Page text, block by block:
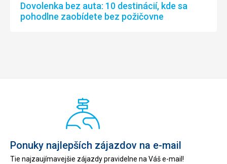
Dovolenka bez auta: 10 destinácií, kde sa
pohodlne zaobídete bez požičovne
Ponuky najlepších zájazdov na e-mail
Tie najzaujímavejšie zájazdy pravidelne na Váš e-mail!